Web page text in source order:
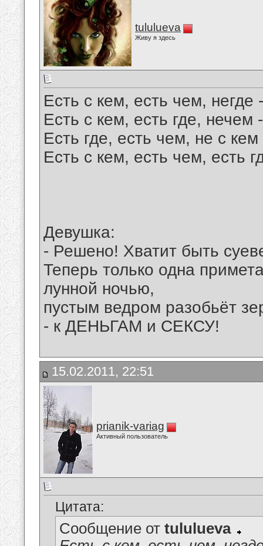
tululueva
Живу я здесь
Есть с кем, есть чем,
Есть с кем, есть где,
Есть где, есть чем, не с
Есть с кем, есть чем,
Девушка:
- Решено! Хватит быть
Теперь только одна
лунной ночью,
пустым ведром разобьёт
- к ДЕНЬГАМ и СЕКСУ!
15.02.2011, 22:51
prianik-variag
Активный пользователь
Цитата:
Сообщение от tululueva